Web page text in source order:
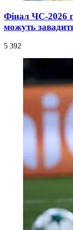
Фінал ЧС-2026
можуть
5 392